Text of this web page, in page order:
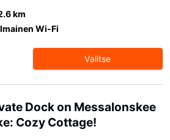
km
Wi-Fi
Valitse
Dock on Messalonskee
Cozy Cottage!